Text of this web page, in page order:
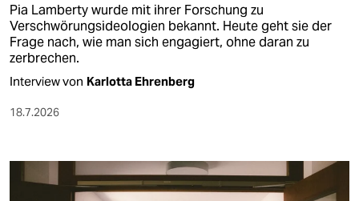
Pia Lamberty wurde mit ihrer Forschung zu
Verschwörungsideologien bekannt. Heute geht sie der
Frage nach, wie man sich engagiert, ohne daran zu
zerbrechen.
Interview von Karlotta Ehrenberg
18.7.2026